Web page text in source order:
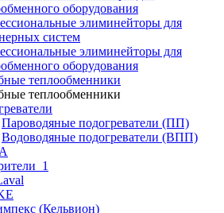
оборудования
элиминейторы для
систем
элиминейторы для
оборудования
теплообменники
теплообменники
Пароводяные подогреватели (ПП)
Водоводяные подогреватели (ВПП)
(Кельвион)